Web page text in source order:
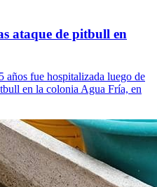
ataque de pitbull en
años fue hospitalizada luego de
en la colonia Agua Fría, en